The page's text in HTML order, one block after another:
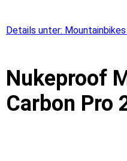
Details unter:
Nukeproof
Carbon Pro